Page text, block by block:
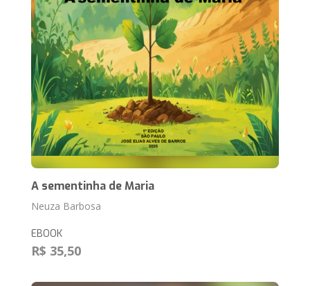
A sementinha de Maria
Neuza Barbosa
EBOOK
R$ 35,50